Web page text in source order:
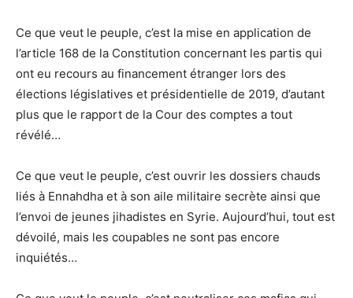
Ce que veut le peuple, c’est la mise en application de
l’article 168 de la Constitution concernant les partis qui
ont eu recours au financement étranger lors des
élections législatives et présidentielle de 2019, d’autant
plus que le rapport de la Cour des comptes a tout
révélé…
Ce que veut le peuple, c’est ouvrir les dossiers chauds
liés à Ennahdha et à son aile militaire secrète ainsi que
l’envoi de jeunes jihadistes en Syrie. Aujourd’hui, tout est
dévoilé, mais les coupables ne sont pas encore
inquiétés…